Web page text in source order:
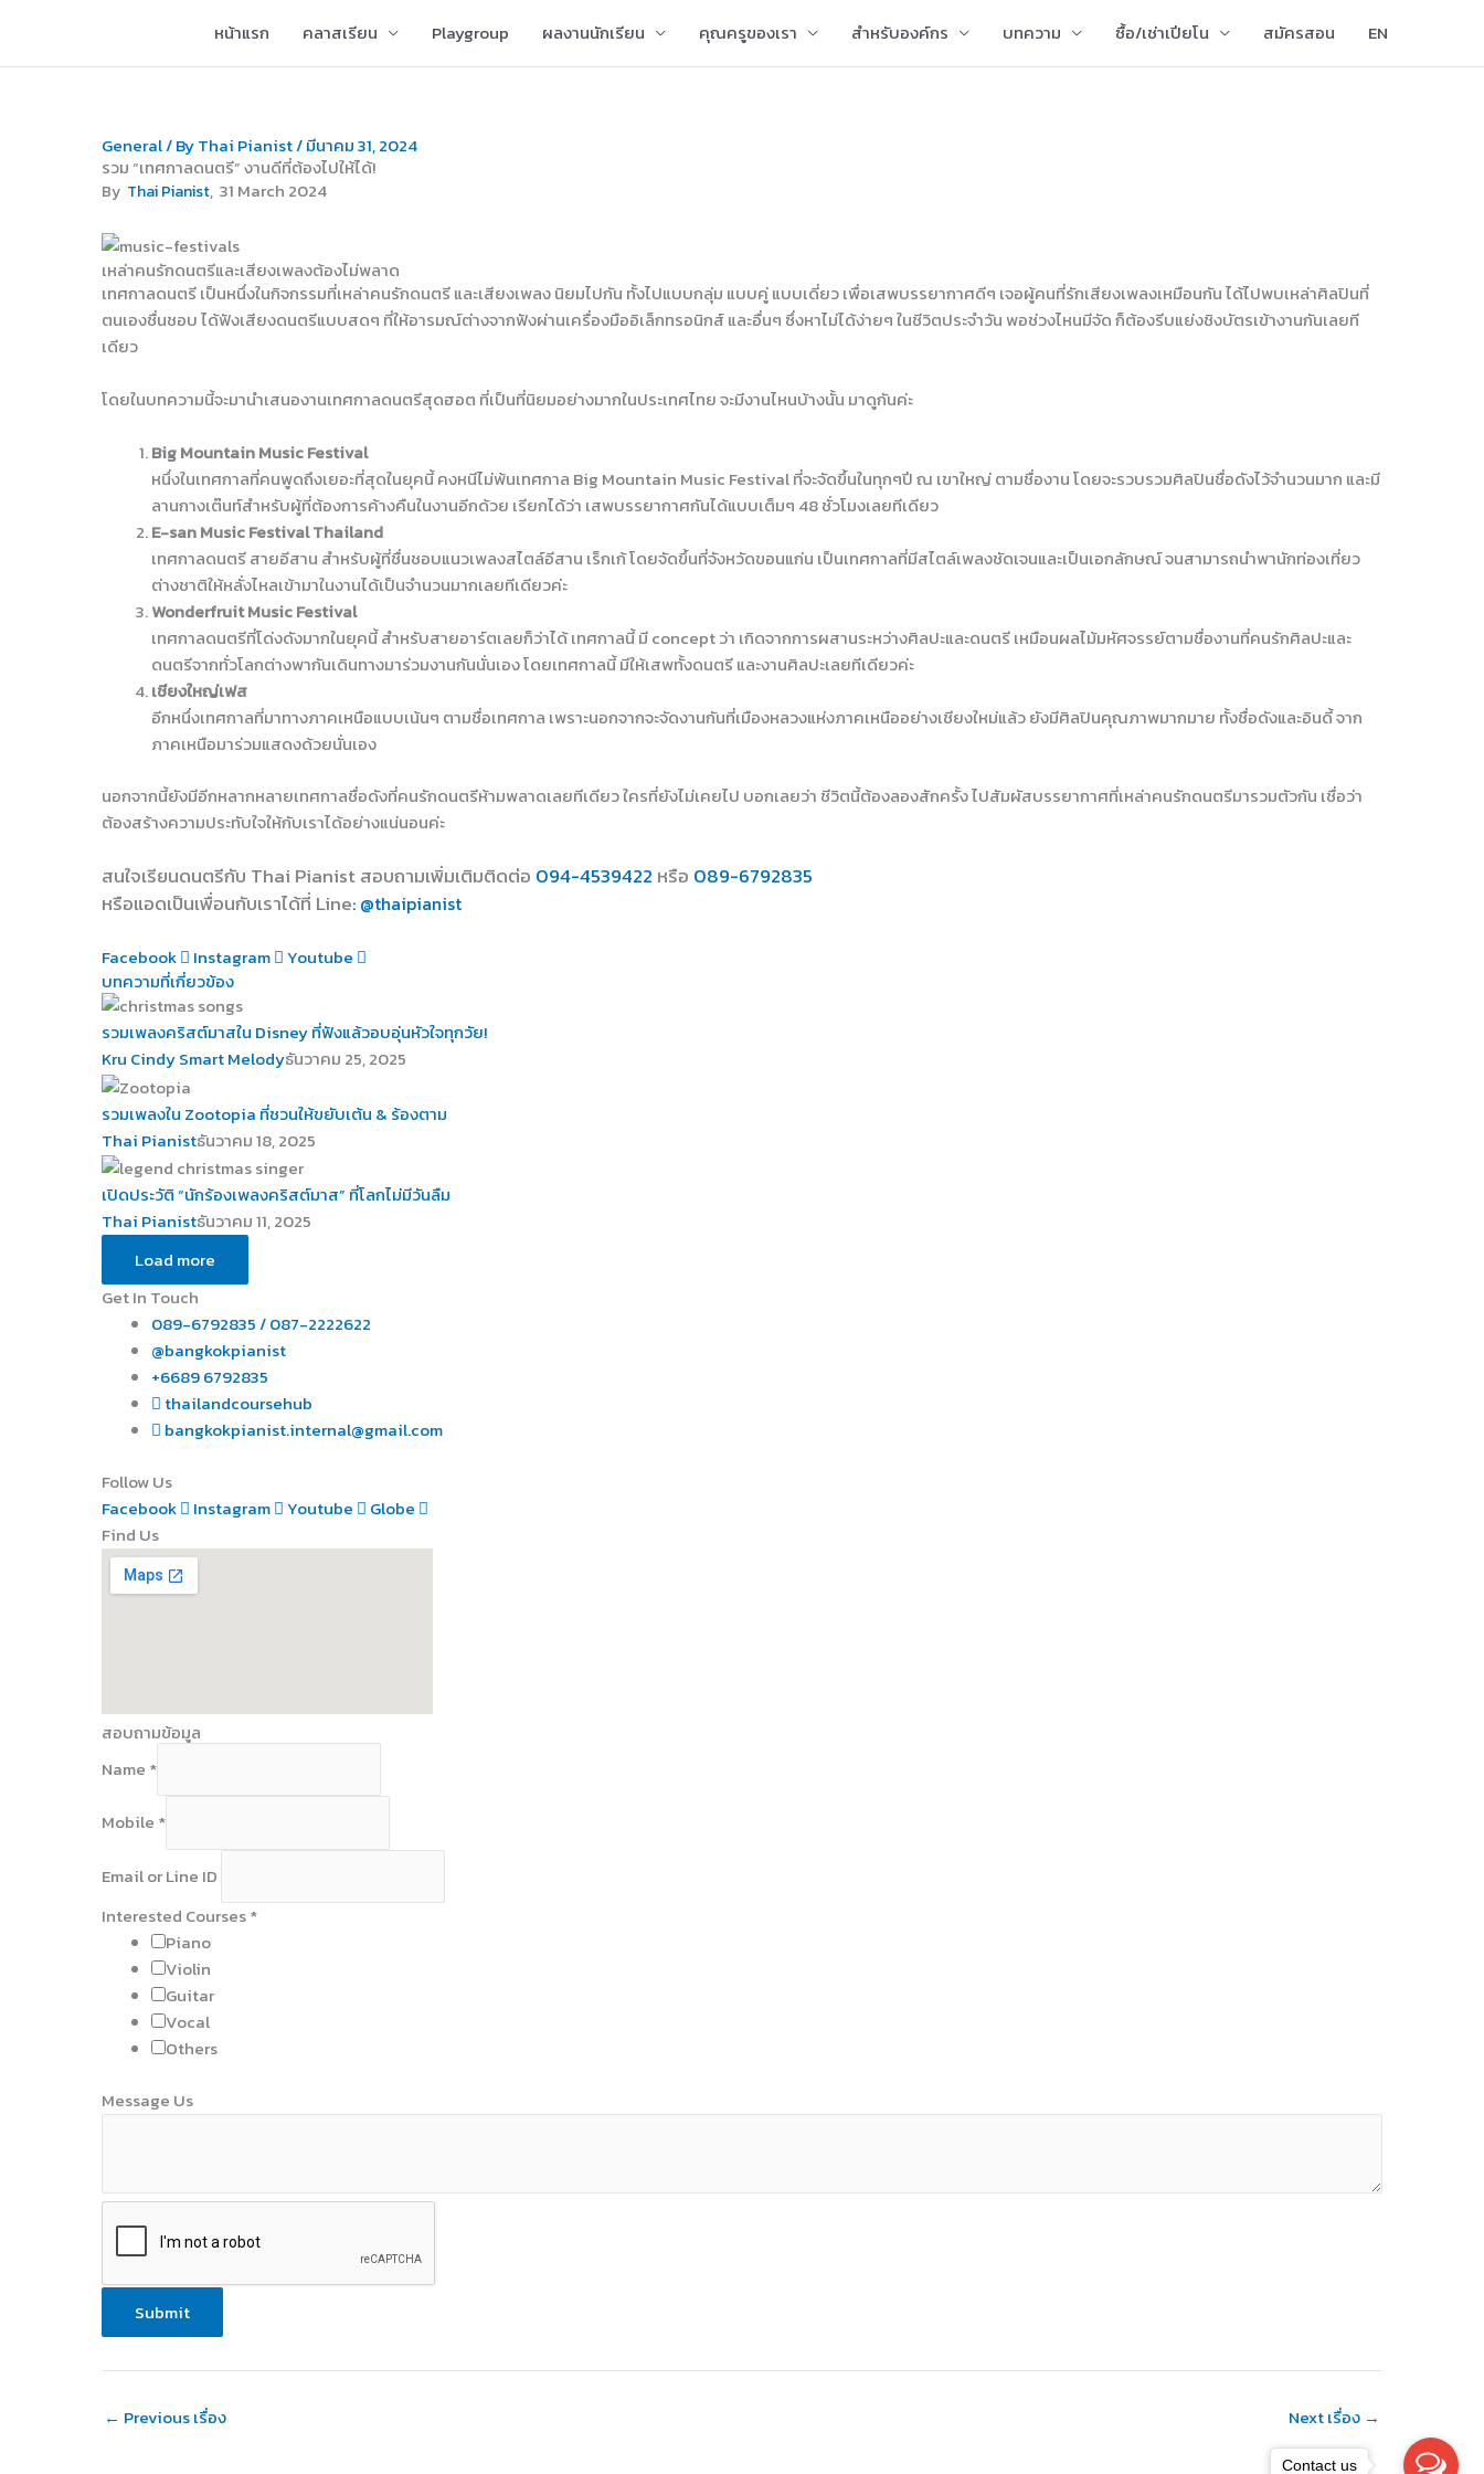
content
หน้าแรก คลาสเรียน Playgroup ผลงานนักเรียน คุณครูของเรา สำหรับองค์กร บทความ ซื้อ/เช่าเปียโน สมัครสอน EN
General/ ByThai Pianist/มีนาคม 31, 2024
รวม “เทศกาลดนตรี” งานดีที่ต้องไปให้ได้!
By Thai Pianist, 31 March 2024
เหล่าคนรักดนตรีและเสียงเพลงต้องไม่พลาด
เทศกาลดนตรี เป็นหนึ่งในกิจกรรมที่เหล่าคนรักดนตรี และเสียงเพลง นิยมไปกัน ทั้งไปแบบกลุ่ม แบบคู่ แบบเดี่ยว เพื่อเสพบรรยากาศดีๆ เจอผู้คนที่รักเสียงเพลงเหมือนกัน ได้ไปพบเหล่าศิลปินที่
ตนเองชื่นชอบ ได้ฟังเสียงดนตรีแบบสดๆ ที่ให้อารมณ์ต่างจากฟังผ่านเครื่องมืออิเล็กทรอนิกส์ และอื่นๆ ซึ่งหาไม่ได้ง่ายๆ ในชีวิตประจำวัน พอช่วงไหนมีจัด ก็ต้องรีบแย่งชิงบัตรเข้างานกันเลยที
เดียว
โดยในบทความนี้จะมานำเสนองานเทศกาลดนตรีสุดฮอต ที่เป็นที่นิยมอย่างมากในประเทศไทย จะมีงานไหนบ้างนั้น มาดูกันค่ะ
Big Mountain Music Festival
หนึ่งในเทศกาลที่คนพูดถึงเยอะที่สุดในยุคนี้ คงหนีไม่พ้นเทศกาล Big Mountain Music Festival ที่จะจัดขึ้นในทุกๆปี ณ เขาใหญ่ ตามชื่องาน โดยจะรวบรวมศิลปินชื่อดังไว้จำนวนมาก และมี
ลานกางเต๊นท์สำหรับผู้ที่ต้องการค้างคืนในงานอีกด้วย เรียกได้ว่า เสพบรรยากาศกันได้แบบเต็มๆ 48 ชั่วโมงเลยทีเดียว
E-san Music Festival Thailand
เทศกาลดนตรี สายอีสาน สำหรับผู้ที่ชื่นชอบแนวเพลงสไตล์อีสาน เร็กเก้ โดยจัดขึ้นที่จังหวัดขอนแก่น เป็นเทศกาลที่มีสไตล์เพลงชัดเจนและเป็นเอกลักษณ์ จนสามารถนำพานักท่องเที่ยว
ต่างชาติให้หลั่งไหลเข้ามาในงานได้เป็นจำนวนมากเลยทีเดียวค่ะ
Wonderfruit Music Festival
เทศกาลดนตรีที่โด่งดังมากในยุคนี้ สำหรับสายอาร์ตเลยก็ว่าได้ เทศกาลนี้ มี concept ว่า เกิดจากการผสานระหว่างศิลปะและดนตรี เหมือนผลไม้มหัศจรรย์ตามชื่องานที่คนรักศิลปะและ
ดนตรีจากทั่วโลกต่างพากันเดินทางมาร่วมงานกันนั่นเอง โดยเทศกาลนี้ มีให้เสพทั้งดนตรี และงานศิลปะเลยทีเดียวค่ะ
เชียงใหญ่เฟส
อีกหนึ่งเทศกาลที่มาทางภาคเหนือแบบเน้นๆ ตามชื่อเทศกาล เพราะนอกจากจะจัดงานกันที่เมืองหลวงแห่งภาคเหนืออย่างเชียงใหม่แล้ว ยังมีศิลปินคุณภาพมากมาย ทั้งชื่อดังและอินดี้ จาก
ภาคเหนือมาร่วมแสดงด้วยนั่นเอง
นอกจากนี้ยังมีอีกหลากหลายเทศกาลชื่อดังที่คนรักดนตรีห้ามพลาดเลยทีเดียว ใครที่ยังไม่เคยไป บอกเลยว่า ชีวิตนี้ต้องลองสักครั้ง ไปสัมผัสบรรยากาศที่เหล่าคนรักดนตรีมารวมตัวกัน เชื่อว่า
ต้องสร้างความประทับใจให้กับเราได้อย่างแน่นอนค่ะ
สนใจเรียนดนตรีกับ Thai Pianist สอบถามเพิ่มเติมติดต่อ 094-4539422 หรือ 089-6792835
หรือแอดเป็นเพื่อนกับเราได้ที่ Line: @thaipianist
Facebook Instagram
Youtube
บทความที่เกี่ยวข้อง
รวมเพลงคริสต์มาสใน Disney ที่ฟังแล้วอบอุ่นหัวใจทุกวัย!
Kru Cindy Smart Melodyธันวาคม 25, 2025
รวมเพลงใน Zootopia ที่ชวนให้ขยับเต้น & ร้องตาม
Thai Pianistธันวาคม 18, 2025
เปิดประวัติ “นักร้องเพลงคริสต์มาส” ที่โลกไม่มีวันลืม
Thai Pianistธันวาคม 11, 2025
Load more
Get In Touch
089-6792835 / 087-2222622
@bangkokpianist
+6689 6792835
thailandcoursehub
bangkokpianist.internal@gmail.com
Follow Us
Facebook
Instagram Youtube
Globe
Find Us
สอบถามข้อมูล
Name *
Mobile *
Email or Line ID
Interested Courses*
Piano
Violin
Guitar
Vocal
Others
Message Us
Submit
← Previous เรื่อง Next เรื่อง →
Contact us